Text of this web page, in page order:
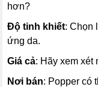
hơn?
Độ tinh khiết: Chọn
ứng da.
Giá cả: Hãy xem xét
Nơi bán: Popper có